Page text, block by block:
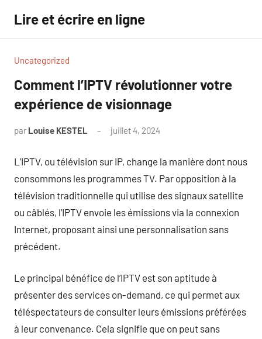
contenu
Lire et écrire en ligne
Uncategorized
Comment l’IPTV révolutionner votre
expérience de visionnage
par Louise KESTEL juillet 4, 2024
L’IPTV, ou télévision sur IP, change la manière dont nous
consommons les programmes TV. Par opposition à la
télévision traditionnelle qui utilise des signaux satellite
ou câblés, l’IPTV envoie les émissions via la connexion
Internet, proposant ainsi une personnalisation sans
précédent.
Le principal bénéfice de l’IPTV est son aptitude à
présenter des services on-demand, ce qui permet aux
téléspectateurs de consulter leurs émissions préférées
à leur convenance. Cela signifie que on peut sans